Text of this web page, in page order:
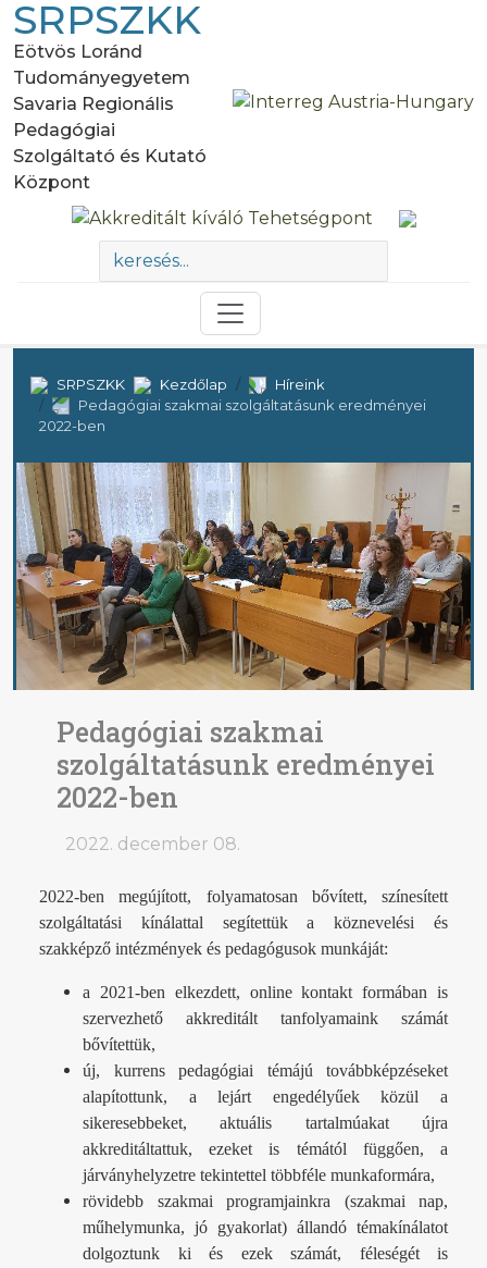
SRPSZKK
Eötvös Loránd
Tudományegyetem
Savaria Regionális
Pedagógiai
Szolgáltató és Kutató
Központ
SRPSZKK Kezdőlap
Híreink
Pedagógiai szakmai szolgáltatásunk eredményei
2022-ben
Pedagógiai szakmai
szolgáltatásunk eredményei
2022-ben
2022. december 08.
2022-ben megújított, folyamatosan bővített, színesített
szolgáltatási kínálattal segítettük a köznevelési és
szakképző intézmények és pedagógusok munkáját:
a 2021-ben elkezdett, online kontakt formában is
szervezhető akkreditált tanfolyamaink számát
bővítettük,
új, kurrens pedagógiai témájú továbbképzéseket
alapítottunk, a lejárt engedélyűek közül a
sikeresebbeket, aktuális tartalmúakat újra
akkreditáltattuk, ezeket is témától függően, a
járványhelyzetre tekintettel többféle munkaformára,
rövidebb szakmai programjainkra (szakmai nap,
műhelymunka, jó gyakorlat) állandó témakínálatot
dolgoztunk ki és ezek számát, féleségét is